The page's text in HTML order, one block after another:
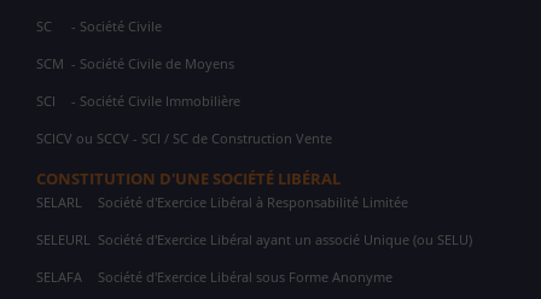
SC - Société Civile
SCM - Société Civile de Moyens
SCI - Société Civile Immobilière
SCICV ou SCCV - SCI / SC de Construction Vente
CONSTITUTION D'UNE SOCIÉTÉ LIBÉRAL
SELARL Société d'Exercice Libéral à Responsabilité Limitée
SELEURL Société d'Exercice Libéral ayant un associé Unique (ou SELU)
SELAFA Société d'Exercice Libéral sous Forme Anonyme